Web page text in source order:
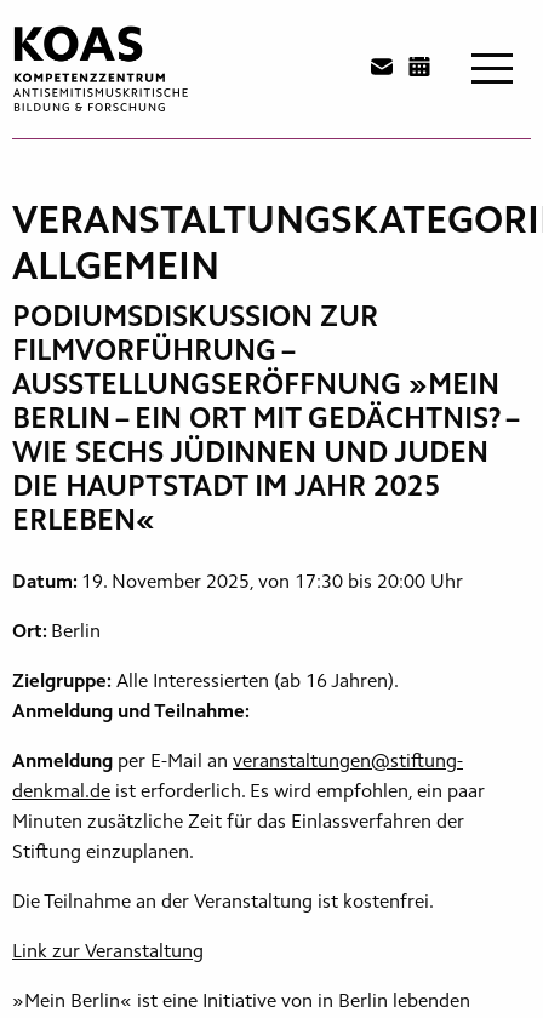
Inhalt
springen
ALLGEMEIN
PODIUMSDISKUSSION ZUR
FILMVORFÜHRUNG –
AUSSTELLUNGSERÖFFNUNG »MEIN
BERLIN – EIN ORT MIT GEDÄCHTNIS? –
WIE SECHS JÜDINNEN UND JUDEN
DIE HAUPTSTADT IM JAHR 2025
ERLEBEN«
Datum: 19. November 2025, von 17:30 bis 20:00 Uhr
Ort: Berlin
Zielgruppe: Alle Interessierten (ab 16 Jahren).
Anmeldung und Teilnahme:
Anmeldung per E-Mail an veranstaltungen@stiftung-
denkmal.de ist erforderlich. Es wird empfohlen, ein paar
Minuten zusätzliche Zeit für das Einlassverfahren der
Stiftung einzuplanen.
Die Teilnahme an der Veranstaltung ist kostenfrei.
Link zur Veranstaltung
»Mein Berlin« ist eine Initiative von in Berlin lebenden